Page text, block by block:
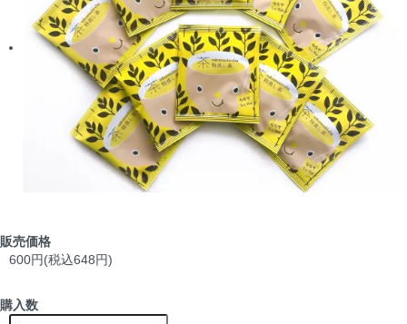
販売価格
600円(税込648円)
購入数